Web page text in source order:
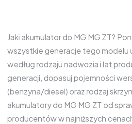
Jaki akumulator do MG MG ZT?
wszystkie generacje tego modelu
według rodzaju nadwozia i lat
generacji, dopasuj pojemności
(benzyna/diesel) oraz rodzaj
akumulatory do MG MG ZT od
producentów w najniższych